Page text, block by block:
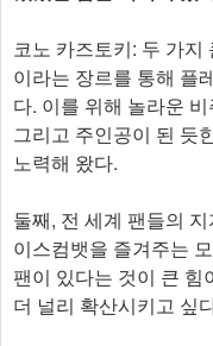
코노 카즈토키: 두 가지
이라는 장르를 통해 플
다. 이를 위해 놀라운
그리고 주인공이 된 듯
노력해 왔다.
둘째, 전 세계 팬들의
이스컴뱃을 즐겨주는
팬이 있다는 것이 큰 힘
더 널리 확산시키고 싶